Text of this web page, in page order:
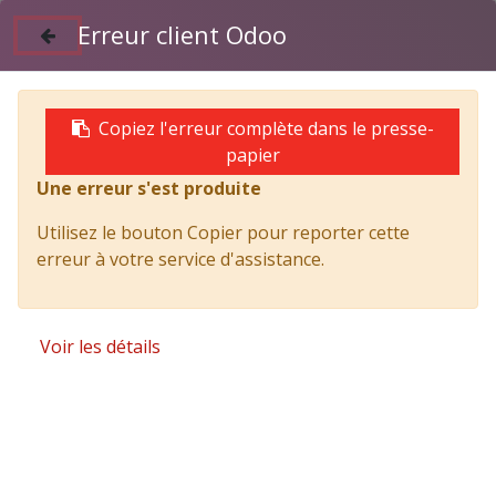
Suivez nous sur Facebook
Products
TITAN tribenne acier 3100 x 1950 avec PTO et
coffre H900, ridelles acier
Erreur client Odoo
Copiez l'erreur complète dans le presse-
papier
Une erreur s'est produite
Utilisez le bouton Copier pour reporter cette
erreur à votre service d'assistance.
Voir les détails